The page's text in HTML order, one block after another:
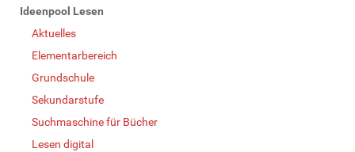
a
Ideenpool Lesen
Aktuelles
Elementarbereich
Grundschule
Sekundarstufe
Suchmaschine für Bücher
Lesen digital